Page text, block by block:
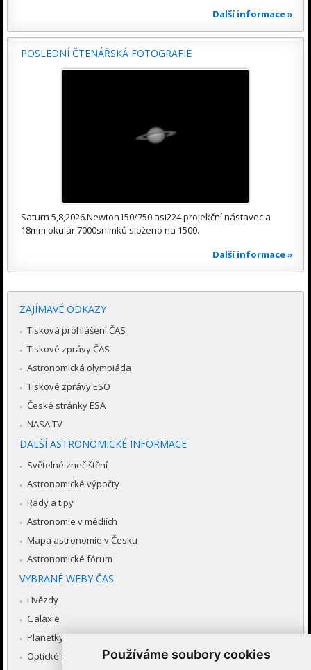
Používáme soubory cookies
Další informace »
POSLEDNÍ ČTENÁŘSKÁ FOTOGRAFIE
Saturn 5,8,2026.Newton150/750 asi224 projekční nástavec a
18mm okulár.7000snímků složeno na 1500.
Další informace »
ZAJÍMAVÉ ODKAZY
Tisková prohlášení ČAS
Tiskové zprávy ČAS
Astronomická olympiáda
Tiskové zprávy ESO
České stránky ESA
NASA TV
DALŠÍ ASTRONOMICKÉ INFORMACE
Světelné znečištění
Astronomické výpočty
Rady a tipy
Astronomie v médiích
Mapa astronomie v Česku
Astronomické fórum
VYBRANÉ WEBY ČAS
Hvězdy
Galaxie
Planetky
Optické úkazy v atmosféře